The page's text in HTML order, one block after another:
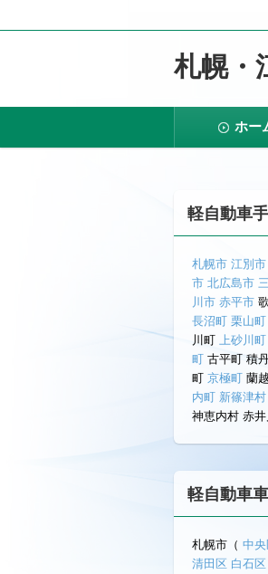
札幌・
テ
ホー
軽自動車
札幌市 江別市
市 北広島市
川市 赤平市
長沼町 栗山町
川町 上砂川町
町 古平町 積
町 京極町 蘭
内町 新篠津村
神恵内村 赤
軽自動車
札幌市（ 中央
清田区 白石区